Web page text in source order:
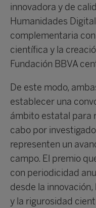
innovadora y de
Humanidades
complementaria
científica y la
Fundación BBVA
De este modo,
establecer una
ámbito estatal para
cabo por
representen un
campo. El premio
con periodicidad
desde la
y la rigurosidad